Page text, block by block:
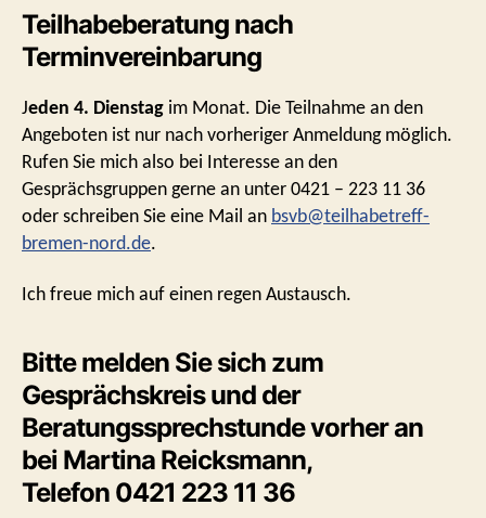
Teilhabeberatung nach
Terminvereinbarung
Jeden 4. Dienstag im Monat. Die Teilnahme an den
Angeboten ist nur nach vorheriger Anmeldung möglich.
Rufen Sie mich also bei Interesse an den
Gesprächsgruppen gerne an unter 0421 – 223 11 36
oder schreiben Sie eine Mail an bsvb@teilhabetreff-
bremen-nord.de.
Ich freue mich auf einen regen Austausch.
Bitte melden Sie sich zum
Gesprächskreis und der
Beratungssprechstunde vorher an
bei Martina Reicksmann,
Telefon 0421 223 11 36